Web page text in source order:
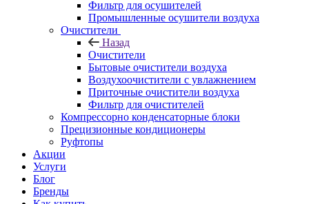
Фильтр для осушителей
Промышленные осушители воздуха
Очистители
Назад
Очистители
Бытовые очистители воздуха
Воздухоочистители с увлажнением
Приточные очистители воздуха
Фильтр для очистителей
Компрессорно конденсаторные блоки
Прецизионные кондиционеры
Руфтопы
Акции
Услуги
Блог
Бренды